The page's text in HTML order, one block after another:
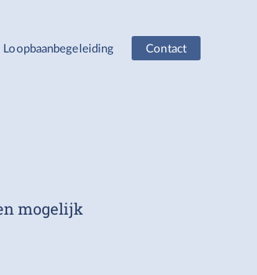
Loopbaanbegeleiding Contact
mogelijk